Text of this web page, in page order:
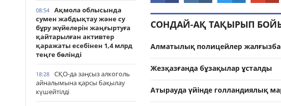
08:54
Ақмола облысында
сумен жабдықтау және су
бұру жүйелерін жаңғыртуға
қайтарылған активтер
қаражаты есебінен 1,4 млрд
теңге бөлінді
18:28
СҚО-да заңсыз алкоголь
айналымына қарсы бақылау
күшейтілді
СОНДАЙ-АҚ ТАҚЫРЫП
Алматылық полицейлер
Жезқазғанда бұзақылар ұсталды
Атырауда үйінде голландиялық